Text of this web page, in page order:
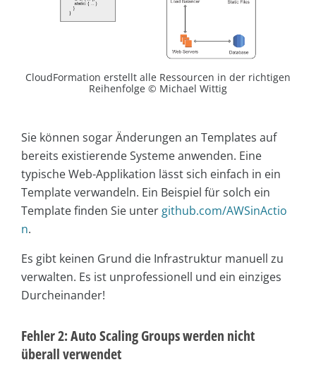
CloudFormation erstellt alle Ressourcen in der richtigen
Reihenfolge © Michael Wittig
Sie können sogar Änderungen an Templates auf
bereits existierende Systeme anwenden. Eine
typische Web-Applikation lässt sich einfach in ein
Template verwandeln. Ein Beispiel für solch ein
Template finden Sie unter github.com/AWSinActio
n.
Es gibt keinen Grund die Infrastruktur manuell zu
verwalten. Es ist unprofessionell und ein einziges
Durcheinander!
Fehler 2: Auto Scaling Groups werden nicht
überall verwendet